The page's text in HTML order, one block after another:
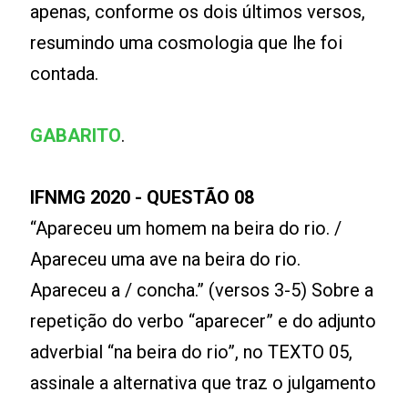
apenas, conforme os dois últimos versos,
resumindo uma cosmologia que lhe foi
contada.
GABARITO.
IFNMG 2020 - QUESTÃO 08
“Apareceu um homem na beira do rio. /
Apareceu uma ave na beira do rio.
Apareceu a / concha.” (versos 3-5) Sobre a
repetição do verbo “aparecer” e do adjunto
adverbial “na beira do rio”, no TEXTO 05,
assinale a alternativa que traz o julgamento